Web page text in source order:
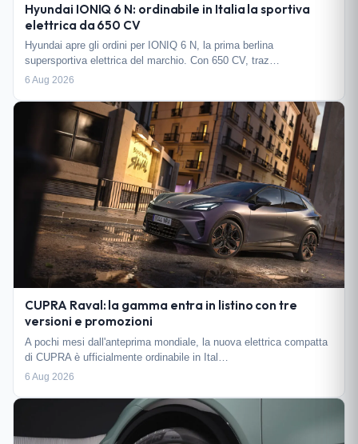
Hyundai IONIQ 6 N: ordinabile in Italia la sportiva
elettrica da 650 CV
Hyundai apre gli ordini per IONIQ 6 N, la prima berlina
supersportiva elettrica del marchio. Con 650 CV, traz…
6 Aug 2026
CUPRA Raval: la gamma entra in listino con tre
versioni e promozioni
A pochi mesi dall'anteprima mondiale, la nuova elettrica compatta
di CUPRA è ufficialmente ordinabile in Ital…
6 Aug 2026